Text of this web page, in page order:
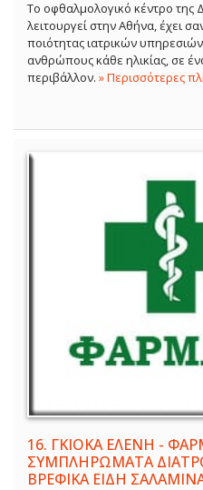
Το οφθαλμολογικό κέντρο της
λειτουργεί στην Αθήνα, έχει
ποιότητας ιατρικών
ανθρώπους κάθε ηλικίας, σε
περιβάλλον. » Περισσότερες
16. ΓΚΙΟΚΑ ΕΛΕΝΗ -
ΣΥΜΠΛΗΡΩΜΑΤΑ
ΒΡΕΦΙΚΑ ΕΙΔΗ